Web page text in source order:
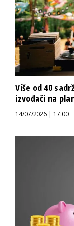
Više od 40
izvođači na
14/07/2026 | 17:00